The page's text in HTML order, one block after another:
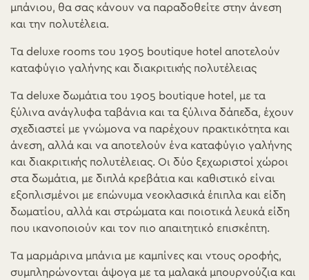
μπάνιου, θα σας κάνουν να παραδοθείτε στην άνεση
και την πολυτέλεια.
Τα deluxe rooms του 1905 boutique hotel αποτελούν
καταφύγιο γαλήνης και διακριτικής πολυτέλειας
Τα deluxe δωμάτια του 1905 boutique hotel, με τα
ξύλινα ανάγλυφα ταβάνια και τα ξύλινα δάπεδα, έχουν
σχεδιαστεί με γνώμονα να παρέχουν πρακτικότητα και
άνεση, αλλά και να αποτελούν ένα καταφύγιο γαλήνης
και διακριτικής πολυτέλειας. Οι δύο ξεχωριστοί χώροι
στα δωμάτια, με διπλά κρεβάτια και καθιστικό είναι
εξοπλισμένοι με επώνυμα νεοκλασικά έπιπλα και είδη
δωματίου, αλλά και στρώματα και ποιοτικά λευκά είδη
που ικανοποιούν και τον πιο απαιτητικό επισκέπτη.
Τα μαρμάρινα μπάνια με καμπίνες και ντους οροφής,
συμπληρώνονται άψογα με τα μαλακά μπουρνούζια και